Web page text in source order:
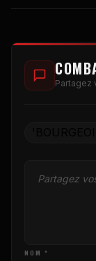
Partagez
NOM *